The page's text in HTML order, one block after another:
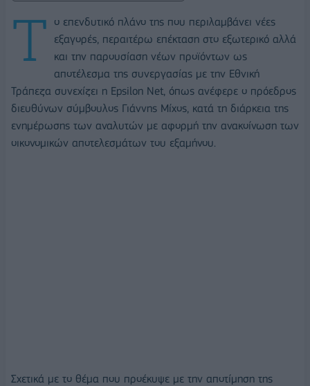
Τ
ο επενδυτικό πλάνο της που περιλαμβάνει νέες
εξαγορές, περαιτέρω επέκταση στο εξωτερικό αλλά
και την παρουσίαση νέων προϊόντων ως
αποτέλεσμα της συνεργασίας με την Εθνική
Τράπεζα συνεχίζει η Epsilon Net, όπως ανέφερε ο πρόεδρος
διευθύνων σύμβουλος Γιάννης Μίχος, κατά τη διάρκεια της
ενημέρωσης των αναλυτών με αφορμή την ανακοίνωση των
οικονομικών αποτελεσμάτων του εξαμήνου.
Σχετικά με το θέμα που προέκυψε με την αποτίμηση της